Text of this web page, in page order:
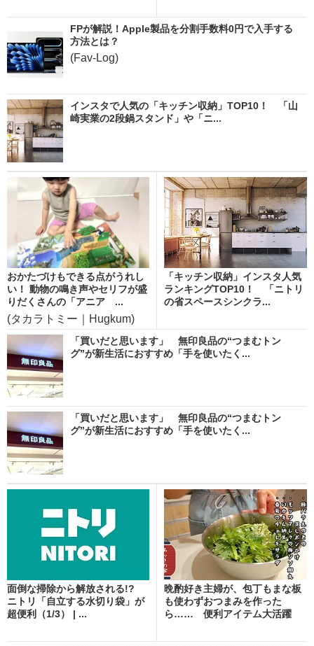
FPが解説！Apple製品を分割手数料0円で入手する
方法とは？
(Fav-Log)
インスタで人気の「キッチン収納」TOP10！ 「山
崎実業の2段鍋スタンド」や「ニ...
おかたづけもできる点がうれし
い！ 動物の鳴き声やセリフが盛
りだくさんの「アニア ...
(タカラトミー｜Hugkum)
「キッチン収納」インスタ人気
ランキングTOP10！ 「ニトリ
の省スペースシンクラ...
「買いだと思います」 無印良品の“つまむトン
グ”が新生活におすすめ「手を使いたく...
「買いだと思います」 無印良品の“つまむトン
グ”が新生活におすすめ「手を使いたく...
面倒な掃除から解放される!?
ニトリ「自立する水切り袋」が
超便利（1/3） | ...
晩酌好き主婦が、包丁もまな板
も使わずおつまみを作った
ら…… 便利アイテム大活躍